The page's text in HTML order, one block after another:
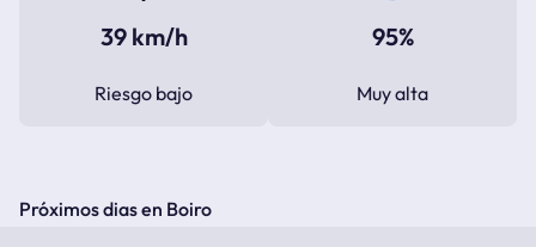
39 km/h
Riesgo bajo
95%
Muy alta
Próximos dias en Boiro